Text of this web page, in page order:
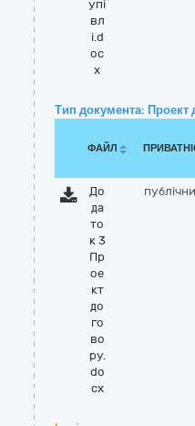
упі
вл
і.d
oc
x
Тип документа: Проект
ФАЙЛ
До
да
то
к 3
Пр
ое
кт
до
го
во
ру.
do
cx